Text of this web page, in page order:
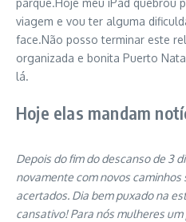
parque.Hoje meu iPad quebrou
viagem e vou ter alguma
face.Não posso terminar este
organizada e bonita Puerto
lá.
Hoje elas mandam
Depois do fim do descanso de 3
novamente com novos caminhos
acertados. Dia bem puxado na
cansativo! Para nós mulheres